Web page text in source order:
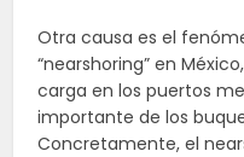
Otra causa es el
“nearshoring” en
carga en los puertos
importante de los
Concretamente, el